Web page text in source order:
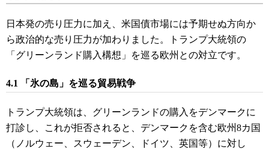
日本発の売り圧力に加え、米国債市場には予期せぬ方向か
ら政治的な売り圧力が加わりました。トランプ大統領の
「グリーンランド購入構想」を巡る欧州との対立です。
4.1 「氷の島」を巡る貿易戦争
トランプ大統領は、グリーンランドの購入をデンマークに
打診し、これが拒否されると、デンマークを含む欧州8カ国
（ノルウェー、スウェーデン、ドイツ、英国等）に対し